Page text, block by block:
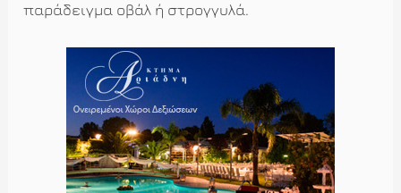
παράδειγμα οβάλ ή στρογγυλά.